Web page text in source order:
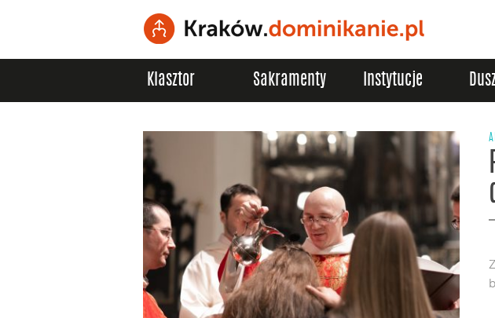
Klasztor Sakramenty Instytucje